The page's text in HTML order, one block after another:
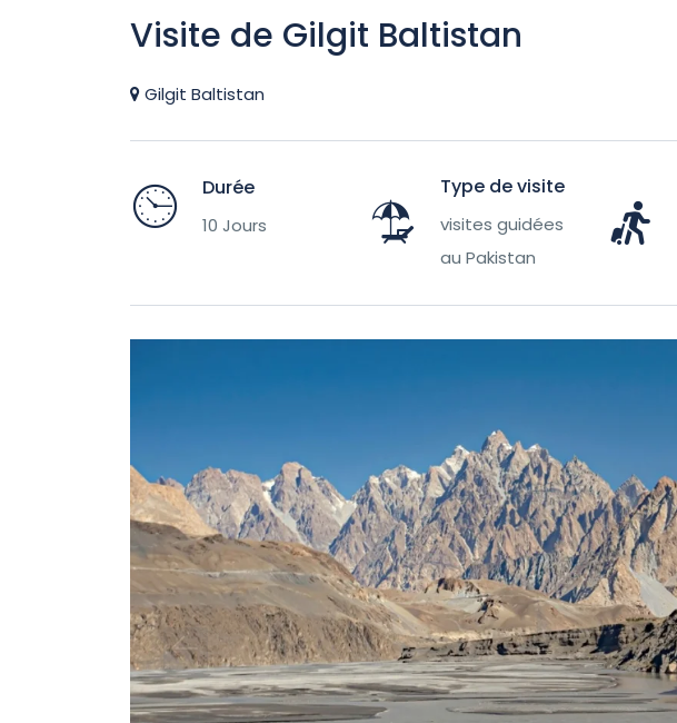
Visite de Gilgit Baltistan
Gilgit Baltistan
Durée
10 Jours
Type de visite
visites guidées
au Pakistan